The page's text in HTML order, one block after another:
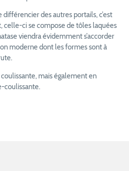
des autres portails, c’est
celle-ci se compose de tôles laquées
viendra évidemment s’accorder
moderne dont les formes sont à
mais également en
coulissante.